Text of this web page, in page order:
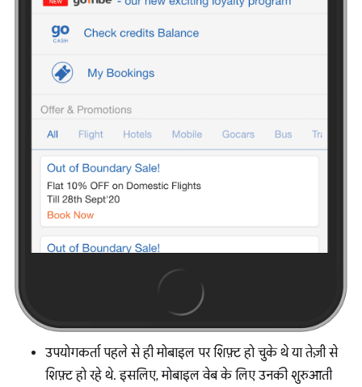
उपयोगकर्ता पहले से ही मोबाइल पर शिफ़्ट हो चुके थे या तेज़ी से
शिफ़्ट हो रहे थे. इसलिए, मोबाइल वेब के लिए उनकी शुरुआती